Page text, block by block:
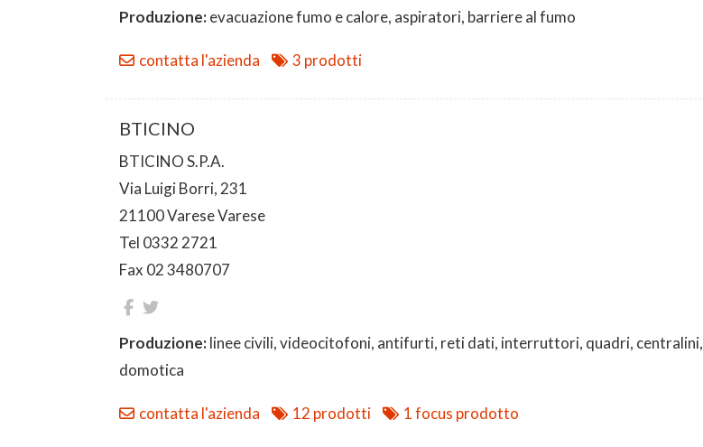
Produzione:evacuazione fumo e calore, aspiratori, barriere al fumo
contatta l'azienda 3 prodotti
BTICINO
BTICINO S.P.A.
Via Luigi Borri, 231
21100 Varese Varese
Tel 0332 2721
Fax 02 3480707
Produzione:linee civili, videocitofoni, antifurti, reti dati, interruttori, quadri, centralini,
domotica
contatta l'azienda 12 prodotti 1 focus prodotto